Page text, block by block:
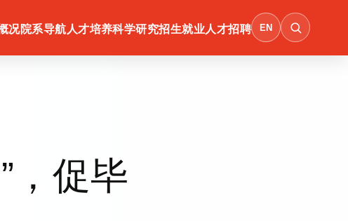
况院系导航 人才培养科学研究招生就业人才招聘 EN
，促毕